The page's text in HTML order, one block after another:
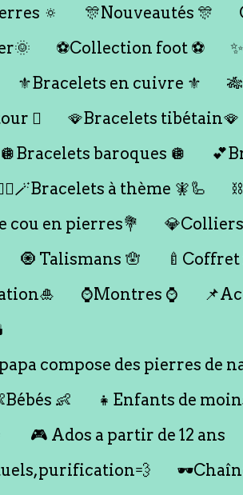
🔅
🎊Nouveautés 🎊
⚽️Collection foot ⚽️
⚜️Bracelets en cuivre ⚜️
🪎
🪭Bracelets tibétain🪭
🪩Bracelets baroques 🪩
à thème 🧚🦾
cou en pierres💐
🧿 Talismans 🪬
⌚️Montres ⌚️
compose des pierres de
👶
👧Enfants de
🎮 Ados a partir de 12 ans